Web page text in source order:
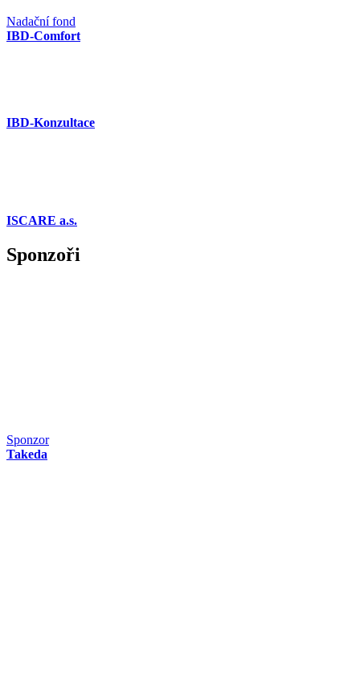
Nadační fond
IBD-Comfort
IBD-Konzultace
ISCARE a.s.
Sponzoři
Sponzor
Takeda